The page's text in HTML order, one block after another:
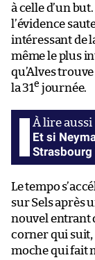
à celle d’un
l’évidence
intéressant de
même le plus
qu’Alves
la 31e journée.
Et si
Strasbourg
Le tempo
sur Sels après
nouvel entrant
corner qui suit,
moche qui fait